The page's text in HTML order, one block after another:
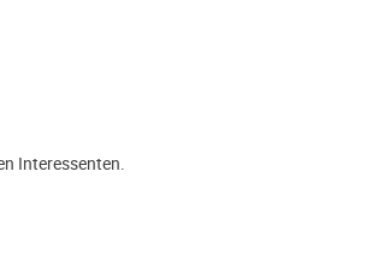
Interessenten.